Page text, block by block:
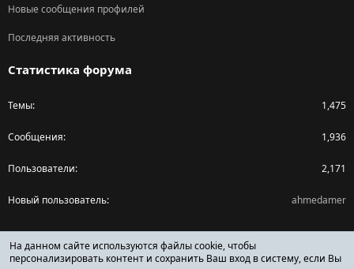
Новые сообщения профилей
Последняя активность
Статистика форума
Темы 1,475
Сообщения 1,936
Пользователи 2,171
Новый пользователь ahmedamer
Поделиться страницей
На данном сайте используются файлы cookie, чтобы
персонализировать контент и сохранить Ваш вход в систему, если Вы